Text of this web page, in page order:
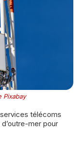
Pixabay
mer pour